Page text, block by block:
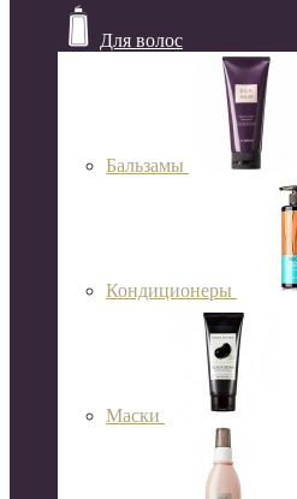
Для волос
Бальзамы
Кондиционеры
Маски